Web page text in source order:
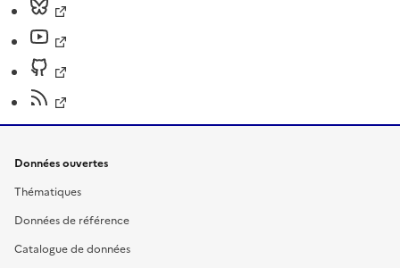
Données ouvertes
Thématiques
Données de référence
Catalogue de données